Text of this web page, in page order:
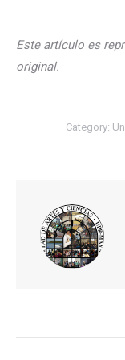
Este artículo es
original.
Category: